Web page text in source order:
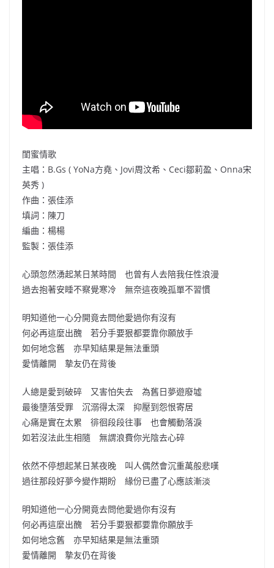
閨蜜情歌
主唱：B.Gs ( YoNa方堯、Jovi周汶希、Ceci鄒莉盈、Onna宋
英秀 )
作曲：張佳添
填詞：陳刀
編曲：楊楊
監製：張佳添
心頭忽然湧起某日某時間 也曾有人去陪我任性浪漫
過去抱著安睡不察覺寒冷 無奈這夜晚孤單不習慣
明知道他一心分開竟去問他愛過你有沒有
何必再這麼出醜 若分手要狠都要靠你願放手
如何地念舊 亦早知結果是無法重頭
愛情離開 摯友仍在背後
人總是愛到破碎 又害怕失去 為舊日夢遊廢墟
最後墮落受罪 沉溺得太深 抑壓到怨恨寄居
心痛是實在太累 徘徊段段往事 也會觸動落淚
如若沒法此生相隨 無謂浪費你光陰去心碎
依然不停想起某日某夜晚 叫人偶然會沉重萬般悲嘆
過往那段好夢今變作期盼 緣份已盡了心應該漸淡
明知道他一心分開竟去問他愛過你有沒有
何必再這麼出醜 若分手要狠都要靠你願放手
如何地念舊 亦早知結果是無法重頭
愛情離開 摯友仍在背後